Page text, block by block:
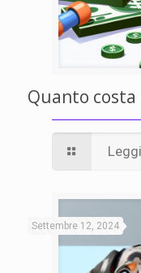
Quanto
Settembre 12, 2024